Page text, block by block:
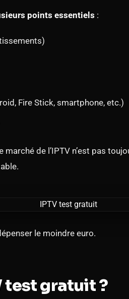
points essentiels :
Fire Stick, smartphone, etc.)
marché de l’IPTV n’est pas
le moindre euro.
test gratuit ?